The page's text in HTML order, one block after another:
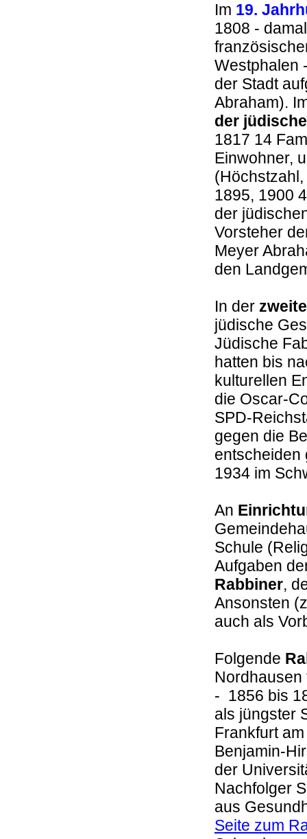
Im 19.
1808 -
Westphalen
der Stadt
Abraham).
der
1817 14
Einwohner,
1895, 1900
der
Vorsteher
Meyer
den
In der
jüdische
Jüdische
hatten bis
kulturellen
die Oscar-
SPD-
gegen die
entscheiden
1934 im
An
Schule
Aufgaben
Rabbiner,
Ansonsten
auch als
Folgende
- 1856 bis
als jüngster
Frankfurt
Benjamin-
der
Nachfolger
aus
Seite zum